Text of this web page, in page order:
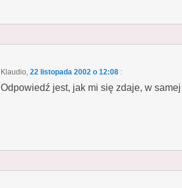
Klaudio 22 listopada 2002 o 12:08 :
Odpowiedź jest, jak mi się zdaje, w